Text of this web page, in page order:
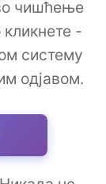
чишћење
-
систему
одјавом.